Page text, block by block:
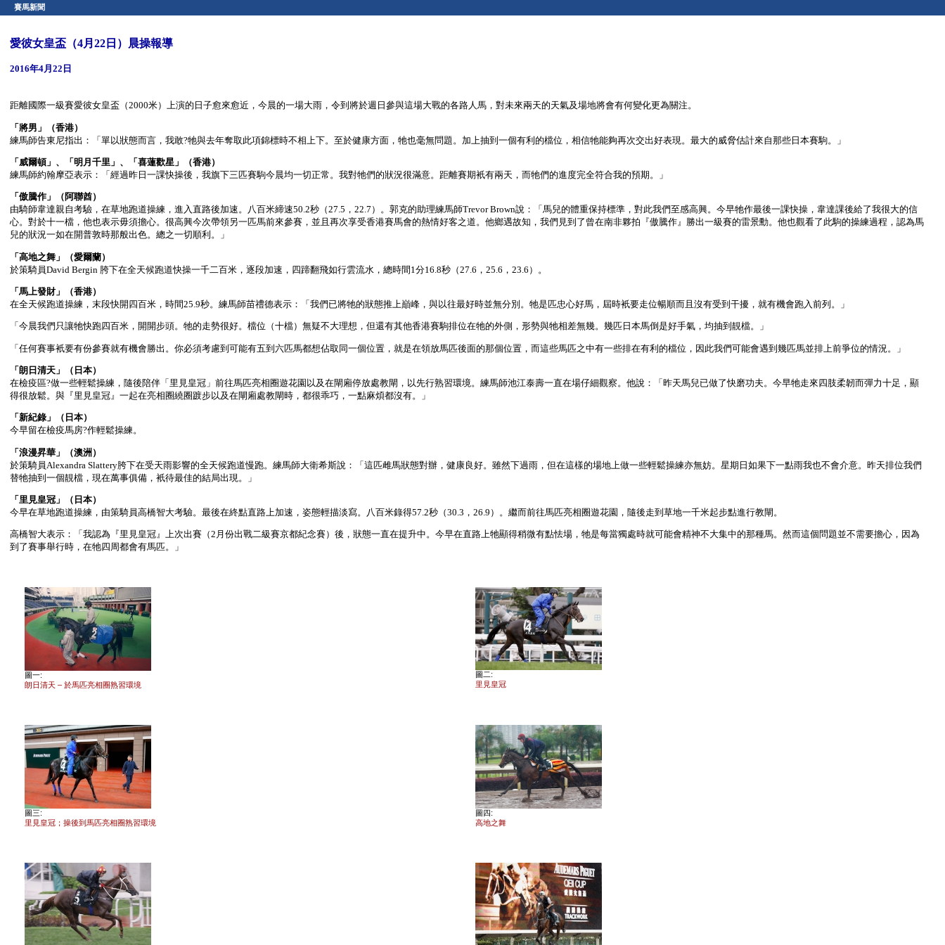
賽馬新聞
愛彼女皇盃（4月22日）晨操報導
2016年4月22日
距離國際一級賽愛彼女皇盃（2000米）上演的日子愈來愈近，今晨的一場大雨，令到將於週日參與這場大戰的各路人馬，對未來兩天的天氣及場地將會有何變化更為關注。
「將男」（香港）
練馬師告東尼指出：「單以狀態而言，我敢?牠與去年奪取此項錦標時不相上下。至於健康方面，牠也毫無問題。加上抽到一個有利的檔位，相信牠能夠再次交出好表現。最大的威脅估計來自那些日本賽駒。」
「威爾頓」、「明月千里」、「喜蓮歡星」（香港）
練馬師約翰摩亞表示：「經過昨日一課快操後，我旗下三匹賽駒今晨均一切正常。我對牠們的狀況很滿意。距離賽期衹有兩天，而牠們的進度完全符合我的預期。」
「傲騰作」（阿聯酋）
由騎師韋達親自考驗，在草地跑道操練，進入直路後加速。八百米締速50.2秒（27.5，22.7）。郭克的助理練馬師Trevor Brown說：「馬兒的體重保持標準，對此我們至感高興。今早牠作最後一課快操，韋達課後給了我很大的信
心。對於十一檔，他也表示毋須擔心。很高興今次帶領另一匹馬前來參賽，並且再次享受香港賽馬會的熱情好客之道。他鄉遇故知，我們見到了曾在南非夥拍『傲騰作』勝出一級賽的雷景勳。他也觀看了此駒的操練過程，認為馬
兒的狀況一如在開普敦時那般出色。總之一切順利。」
「高地之舞」（愛爾蘭）
於策騎員David Bergin 胯下在全天候跑道快操一千二百米，逐段加速，四蹄翻飛如行雲流水，總時間1分16.8秒（27.6，25.6，23.6）。
「馬上發財」（香港）
在全天候跑道操練，末段快開四百米，時間25.9秒。練馬師苗禮德表示：「我們已將牠的狀態推上巔峰，與以往最好時並無分別。牠是匹忠心好馬，屆時衹要走位暢順而且沒有受到干擾，就有機會跑入前列。」
「今晨我們只讓牠快跑四百米，開開步頭。牠的走勢很好。檔位（十檔）無疑不大理想，但還有其他香港賽駒排位在牠的外側，形勢與牠相差無幾。幾匹日本馬倒是好手氣，均抽到靚檔。」
「任何賽事衹要有份參賽就有機會勝出。你必須考慮到可能有五到六匹馬都想佔取同一個位置，就是在領放馬匹後面的那個位置，而這些馬匹之中有一些排在有利的檔位，因此我們可能會遇到幾匹馬並排上前爭位的情況。」
「朗日清天」（日本）
在檢疫區?做一些輕鬆操練，隨後陪伴「里見皇冠」前往馬匹亮相圈遊花園以及在閘廂停放處教閘，以先行熟習環境。練馬師池江泰壽一直在場仔細觀察。他說：「昨天馬兒已做了快磨功夫。今早牠走來四肢柔韌而彈力十足，顯
得很放鬆。與『里見皇冠』一起在亮相圈繞圈踱步以及在閘廂處教閘時，都很乖巧，一點麻煩都沒有。」
「新紀錄」（日本）
今早留在檢疫馬房?作輕鬆操練。
「浪漫昇華」（澳洲）
於策騎員Alexandra Slattery胯下在受天雨影響的全天候跑道慢跑。練馬師大衛希斯說：「這匹雌馬狀態對辦，健康良好。雖然下過雨，但在這樣的場地上做一些輕鬆操練亦無妨。星期日如果下一點雨我也不會介意。昨天排位我們
替牠抽到一個靚檔，現在萬事俱備，衹待最佳的結局出現。」
「里見皇冠」（日本）
今早在草地跑道操練，由策騎員高橋智大考驗。最後在終點直路上加速，姿態輕描淡寫。八百米錄得57.2秒（30.3，26.9）。繼而前往馬匹亮相圈遊花園，隨後走到草地一千米起步點進行教閘。
高橋智大表示：「我認為『里見皇冠』上次出賽（2月份出戰二級賽京都紀念賽）後，狀態一直在提升中。今早在直路上牠顯得稍微有點怯場，牠是每當獨處時就可能會精神不大集中的那種馬。然而這個問題並不需要擔心，因為
到了賽事舉行時，在牠四周都會有馬匹。」
圖一:
朗日清天 – 於馬匹亮相圈熟習環境
圖二:
里見皇冠
圖三:
里見皇冠；操後到馬匹亮相圈熟習環境
圖四:
高地之舞